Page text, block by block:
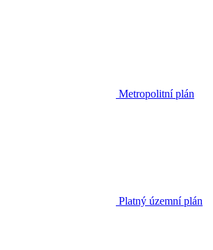
Metropolitní plán
Platný územní plán